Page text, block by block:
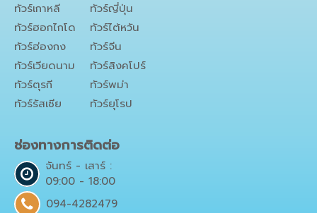
ทัวร์เกาหลี
ทัวร์ฮอกไกโด
ทัวร์ฮ่องกง
ทัวร์เวียดนาม
ทัวร์ตุรกี
ทัวร์รัสเซีย
ทัวร์ญี่ปุ่น
ทัวร์ไต้หวัน
ทัวร์จีน
ทัวร์สิงคโปร์
ทัวร์พม่า
ทัวร์ยุโรป
ช่องทางการติดต่อ
จันทร์ - เสาร์ :
09:00 - 18:00
094-4282479